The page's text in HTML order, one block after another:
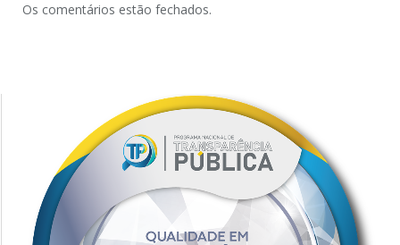
Os comentários estão fechados.